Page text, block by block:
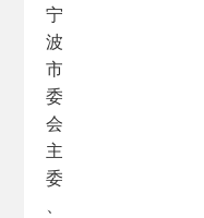
宁
波
市
委
会
主
委
、